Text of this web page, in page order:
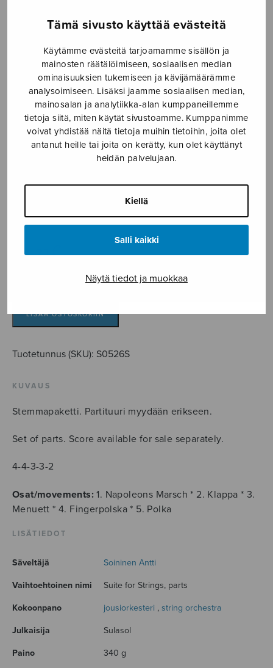
Tämä sivusto käyttää evästeitä
Käytämme evästeitä tarjoamamme sisällön ja
mainosten räätälöimiseen, sosiaalisen median
ominaisuuksien tukemiseen ja kävijämäärämme
analysoimiseen. Lisäksi jaamme sosiaalisen median,
mainosalan ja analytiikka-alan kumppaneillemme
tietoja siitä, miten käytät sivustoamme. Kumppanimme
voivat yhdistää näitä tietoja muihin tietoihin, joita olet
antanut heille tai joita on kerätty, kun olet käyttänyt
heidän palvelujaan.
Kiellä
Salli kaikki
Näytä tiedot ja muokkaa
jousille, parts
Soininen Antti
44,31€
parts
määrä
LISÄÄ OSTOSKORIIN
Tuotetunnus (SKU): S0526S
KUVAUS
Stemmapaketti. Partituuri myydään erikseen.
Set of parts. Score available for sale separately.
4-4-3-3-2
Osat/movements: 1. Napoleons Marsch * 2. Klappa * 3.
Menuett * 4. Fingerpolska * 5. Polka
LISÄTIEDOT
Säveltäjä Soininen Antti
Vaihtoehtoinen nimi Suite for Strings, parts
Kokoonpano jousiorkesteri , string orchestra
Julkaisija Sulasol
Paino 340 g